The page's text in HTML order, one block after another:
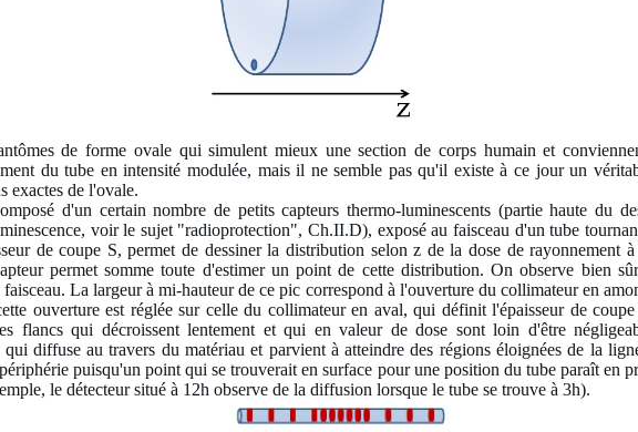
de forme ovale qui simulent mieux une section de corps humain et
du tube en intensité modulée, mais il ne semble pas qu'il existe à ce jour un
exactes de l'ovale.
d'un certain nombre de petits capteurs thermo-luminescents (partie haute du
voir le sujet "radioprotection", Ch.II.D), exposé au faisceau d'un tube
de coupe S, permet de dessiner la distribution selon z de la dose de rayonnement
permet somme toute d'estimer un point de cette distribution. On observe bien
faisceau. La largeur à mi-hauteur de ce pic correspond à l'ouverture du collimateur en
ouverture est réglée sur celle du collimateur en aval, qui définit l'épaisseur de
flancs qui décroissent lentement et qui en valeur de dose sont loin d'être
diffuse au travers du matériau et parvient à atteindre des régions éloignées de la
puisqu'un point qui se trouverait en surface pour une position du tube paraît en
le détecteur situé à 12h observe de la diffusion lorsque le tube se trouve à 3h).